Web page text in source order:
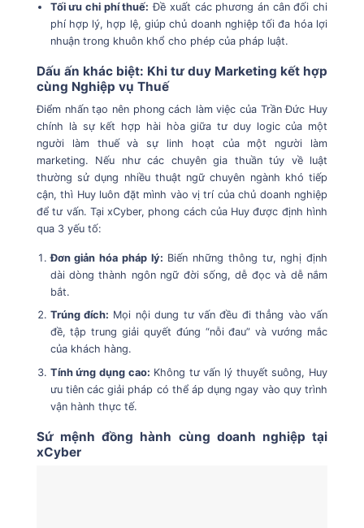
Tối ưu chi phí thuế: Đề xuất các phương án cân đối chi
phí hợp lý, hợp lệ, giúp chủ doanh nghiệp tối đa hóa lợi
nhuận trong khuôn khổ cho phép của pháp luật.
Dấu ấn khác biệt: Khi tư duy Marketing kết hợp
cùng Nghiệp vụ Thuế
Điểm nhấn tạo nên phong cách làm việc của Trần Đức Huy
chính là sự kết hợp hài hòa giữa tư duy logic của một
người làm thuế và sự linh hoạt của một người làm
marketing.
Nếu như các chuyên gia thuần túy về luật
thường sử dụng nhiều thuật ngữ chuyên ngành khó tiếp
cận, thì Huy luôn đặt mình vào vị trí của chủ doanh nghiệp
để tư vấn. Tại xCyber, phong cách của Huy được định hình
qua 3 yếu tố:
Đơn giản hóa pháp lý: Biến những thông tư, nghị định
dài dòng thành ngôn ngữ đời sống, dễ đọc và dễ nắm
bắt.
Trúng đích: Mọi nội dung tư vấn đều đi thẳng vào vấn
đề, tập trung giải quyết đúng “nỗi đau” và vướng mắc
của khách hàng.
Tính ứng dụng cao: Không tư vấn lý thuyết suông, Huy
ưu tiên các giải pháp có thể áp dụng ngay vào quy trình
vận hành thực tế.
Sứ mệnh đồng hành cùng doanh nghiệp tại
xCyber